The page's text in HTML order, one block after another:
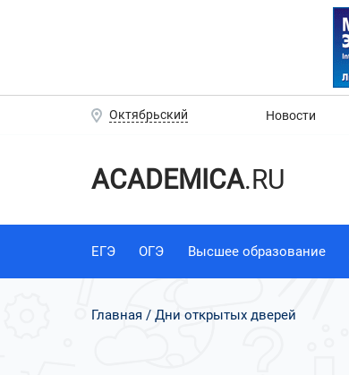
Октябрьский Новости
ACADEMICA.RU
ЕГЭ ОГЭ Высшее образование
Главная Дни открытых дверей